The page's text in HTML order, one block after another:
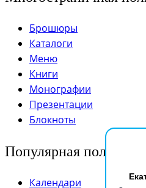
Брошюры
Каталоги
Меню
Книги
Монографии
Презентации
Блокноты
Популярная
Календари